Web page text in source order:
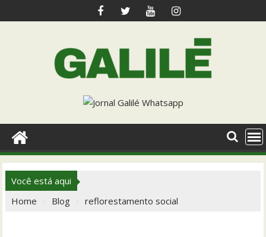
to
Você está aqui
Home
Blog reflorestamento social